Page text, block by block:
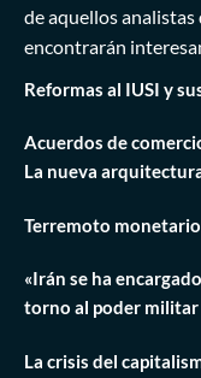
de aquellos
encontrarán
Reformas al IUSI y
Acuerdos de
La nueva
Terremoto
«Irán se ha
torno al poder militar
La crisis del